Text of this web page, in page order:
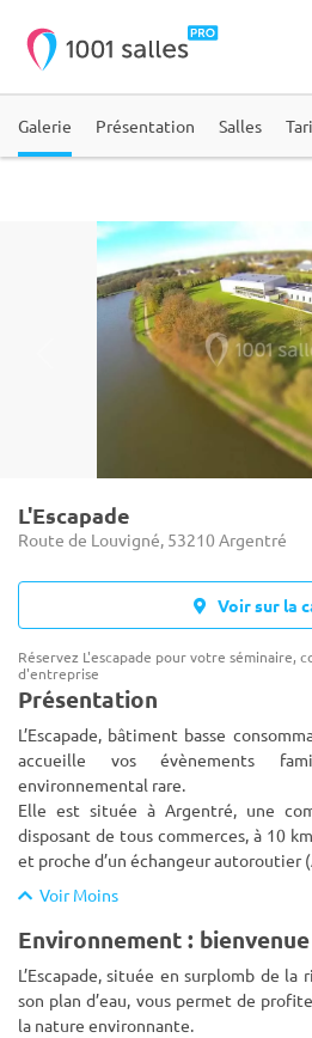
Galerie Présentation Salles
L'Escapade
Route de Louvigné, 53210 Argentré
Voir sur la
Réservez L'escapade pour votre séminaire,
d'entreprise
Présentation
L’Escapade, bâtiment basse
accueille vos évènements
environnemental rare.
Elle est située à Argentré, une
disposant de tous commerces, à 10
et proche d’un échangeur autoroutier
Voir Moins
Environnement :
L’Escapade, située en surplomb de
son plan d’eau, vous permet de
la nature environnante.